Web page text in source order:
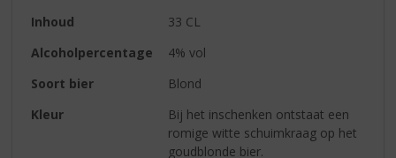
Inhoud
33 CL
Alcoholpercentage
4% vol
Soort bier
Blond
Kleur
Bij het inschenken ontstaat een
romige witte schuimkraag op het
goudblonde bier.